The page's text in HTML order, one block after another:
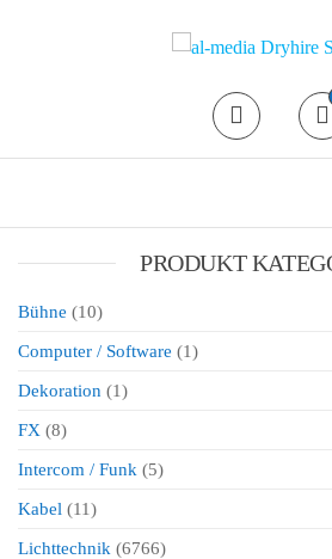
al-media Dryhire
24/7
PRODUKT
Bühne (10)
Computer / Software (1)
Dekoration (1)
FX (8)
Intercom / Funk (5)
Kabel (11)
Lichttechnik (6766)